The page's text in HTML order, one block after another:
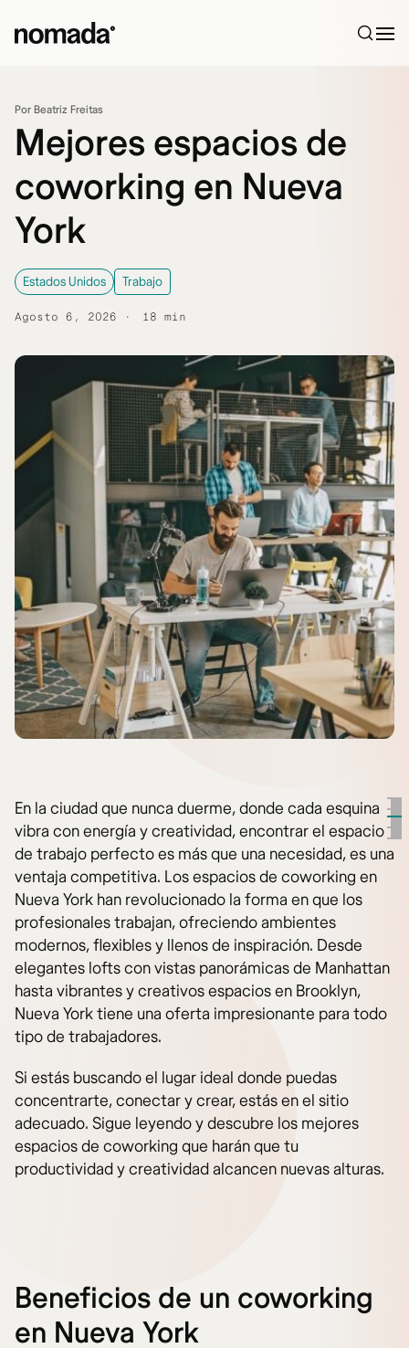
Por Beatriz Freitas
Mejores espacios de
coworking en Nueva
York
Estados Unidos Trabajo
Agosto 6, 2026 18 min
En la ciudad que nunca duerme, donde cada esquina
vibra con energía y creatividad, encontrar el espacio
de trabajo perfecto es más que una necesidad, es una
ventaja competitiva. Los espacios de coworking en
Nueva York han revolucionado la forma en que los
profesionales trabajan, ofreciendo ambientes
modernos, flexibles y llenos de inspiración. Desde
elegantes lofts con vistas panorámicas de Manhattan
hasta vibrantes y creativos espacios en Brooklyn,
Nueva York tiene una oferta impresionante para todo
tipo de trabajadores.
Si estás buscando el lugar ideal donde puedas
concentrarte, conectar y crear, estás en el sitio
adecuado. Sigue leyendo y descubre los mejores
espacios de coworking que harán que tu
productividad y creatividad alcancen nuevas alturas.
Beneficios de un coworking
en Nueva York